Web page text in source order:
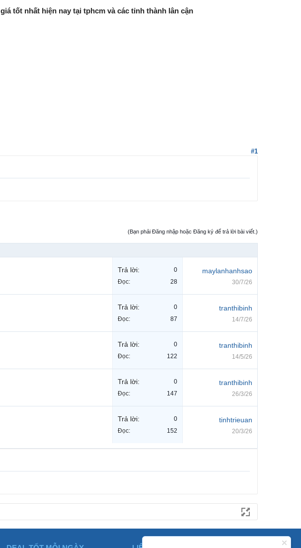
giá tốt nhất hiện nay tại tphcm và các tỉnh thành lân cận
#1
(Bạn phải Đăng nhập hoặc Đăng ký để trả lời bài viết.)
Trả lời:
0
Đọc:
28
maylanhanhsao
30/7/26
Trả lời:
0
Đọc:
87
tranthibinh
14/7/26
Trả lời:
0
Đọc:
122
tranthibinh
14/5/26
Trả lời:
0
Đọc:
147
tranthibinh
26/3/26
Trả lời:
0
Đọc:
152
tinhtrieuan
20/3/26